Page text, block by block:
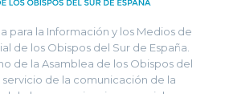
para la Información y los Medios de
de los Obispos del Sur de España.
de la Asamblea de los Obispos del
servicio de la comunicación de la